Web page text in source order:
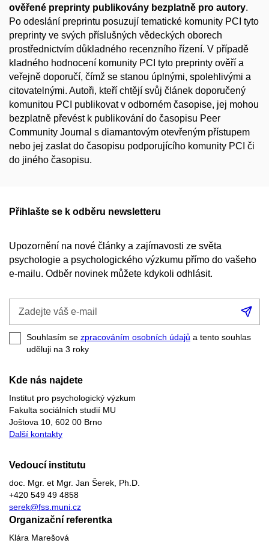
ověřené preprinty publikovány bezplatně pro autory.
Po odeslání preprintu posuzují tematické komunity PCI tyto
preprinty ve svých příslušných vědeckých oborech
prostřednictvím důkladného recenzního řízení. V případě
kladného hodnocení komunity PCI tyto preprinty ověří a
veřejně doporučí, čímž se stanou úplnými, spolehlivými a
citovatelnými. Autoři, kteří chtějí svůj článek doporučený
komunitou PCI publikovat v odborném časopise, jej mohou
bezplatně převést k publikování do časopisu Peer
Community Journal s diamantovým otevřeným přístupem
nebo jej zaslat do časopisu podporujícího komunity PCI či
do jiného časopisu.
Přihlašte se k odběru newsletteru
Upozornění na nové články a zajímavosti ze světa
psychologie a psychologického výzkumu přímo do vašeho
e-mailu. Odběr novinek můžete kdykoli odhlásit.
e-
mail
Souhlasím se zpracováním osobních údajů a tento souhlas
uděluji na 3 roky
Kde nás najdete
Institut pro psychologický výzkum
Fakulta sociálních studií MU
Joštova 10, 602 00 Brno
Další kontakty
Vedoucí institutu
doc. Mgr. et Mgr. Jan Šerek, Ph.D.
+420 549 49 4858
serek@fss.muni.cz
Organizační referentka
Klára Marešová